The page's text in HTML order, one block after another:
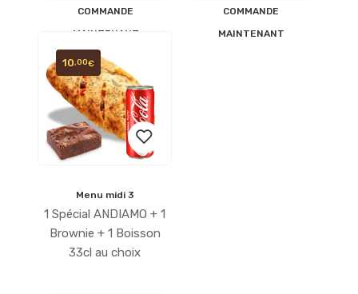
COMMANDE
MAINTENANT
COMMANDE
MAINTENANT
Ajouter
à la
Menu midi 3
1 Spécial ANDIAMO + 1
Brownie + 1 Boisson
33cl au choix
10 ,00€